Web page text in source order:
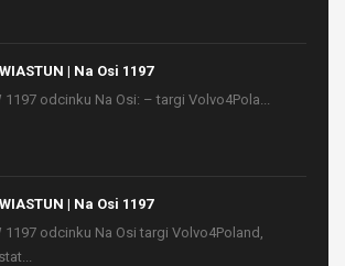
| Na Osi 1197
1197 odcinku Na Osi: – targi Volvo4Pola...
| Na Osi 1197
1197 odcinku Na Osi targi Volvo4Poland,